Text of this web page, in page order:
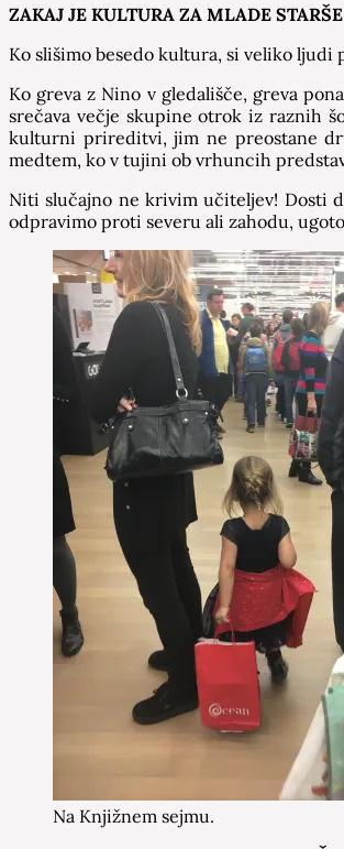
ZAKAJ JE KULTURA ZA MLADE
Ko slišimo besedo kultura, si veliko ljudi
Ko greva z Nino v gledališče, greva
srečava večje skupine otrok iz raznih
kulturni prireditvi, jim ne preostane
medtem, ko v tujini ob vrhuncih
Niti slučajno ne krivim učiteljev! Dosti
odpravimo proti severu ali zahodu,
Na Knjižnem sejmu.